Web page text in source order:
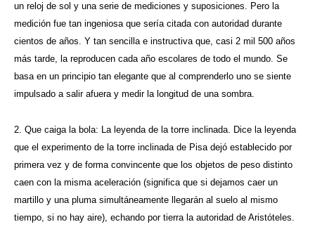
un reloj de sol y una serie de mediciones y suposiciones. Pero la
medición fue tan ingeniosa que sería citada con autoridad durante
cientos de años. Y tan sencilla e instructiva que, casi 2 mil 500 años
más tarde, la reproducen cada año escolares de todo el mundo. Se
basa en un principio tan elegante que al comprenderlo uno se siente
impulsado a salir afuera y medir la longitud de una sombra.
2. Que caiga la bola: La leyenda de la torre inclinada. Dice la leyenda
que el experimento de la torre inclinada de Pisa dejó establecido por
primera vez y de forma convincente que los objetos de peso distinto
caen con la misma aceleración (significa que si dejamos caer un
martillo y una pluma simultáneamente llegarán al suelo al mismo
tiempo, si no hay aire), echando por tierra la autoridad de Aristóteles.